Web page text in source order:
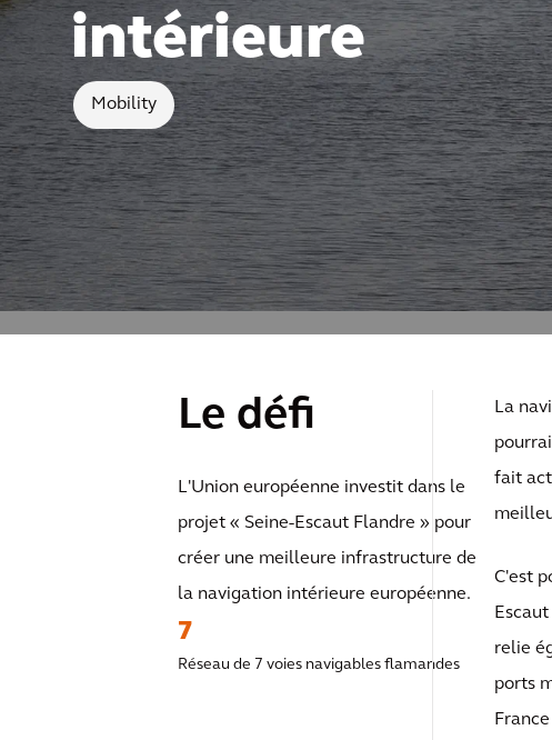
intérieure
Mobility
Le défi
L'Union européenne investit dans le
projet « Seine-Escaut Flandre » pour
créer une meilleure infrastructure de
la navigation intérieure européenne.
7
Réseau de 7 voies navigables flamandes
La
fait
C'est
relie
ports